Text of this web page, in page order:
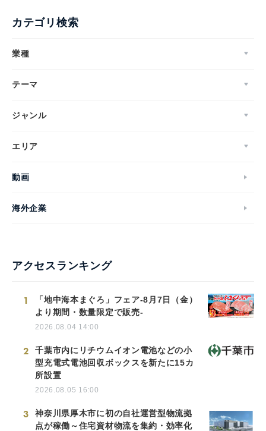
カテゴリ検索
業種
テーマ
ジャンル
エリア
動画
海外企業
アクセスランキング
1
「地中海本まぐろ」フェア-8月7日（金）
より期間・数量限定で販売-
2026.08.04 14:00
2
千葉市内にリチウムイオン電池などの小
型充電式電池回収ボックスを新たに15カ
所設置
2026.08.05 16:00
3
神奈川県厚木市に初の自社運営型物流拠
点が稼働～住宅資材物流を集約・効率化